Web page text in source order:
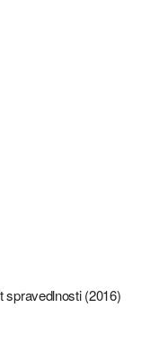
spravedlnosti (2016)